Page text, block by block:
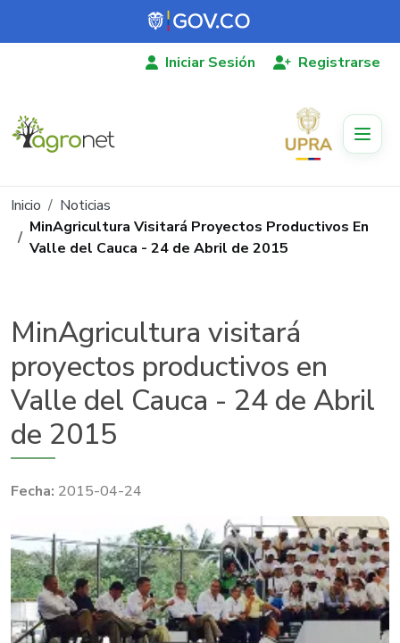
Pasar al contenido principal
Iniciar Sesión Registrarse
Ruta de navegación
Inicio
Noticias
MinAgricultura Visitará Proyectos Productivos En
Valle del Cauca - 24 de Abril de 2015
MinAgricultura visitará
proyectos productivos en
Valle del Cauca - 24 de Abril
de 2015
2015-04-24